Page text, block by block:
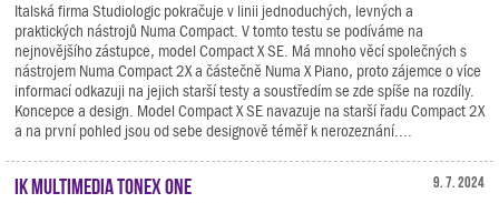
Italská firma Studiologic pokračuje v linii jednoduchých, levných a
praktických nástrojů Numa Compact. V tomto testu se podíváme na
nejnovějšího zástupce, model Compact X SE. Má mnoho věcí společných s
nástrojem Numa Compact 2X a částečně Numa X Piano, proto zájemce o více
informací odkazuji na jejich starší testy a soustředím se zde spíše na rozdíly.
Koncepce a design. Model Compact X SE navazuje na starší řadu Compact 2X
a na první pohled jsou od sebe designově téměř k nerozeznání....
9. 7. 2024
IK Multimedia TONEX ONE